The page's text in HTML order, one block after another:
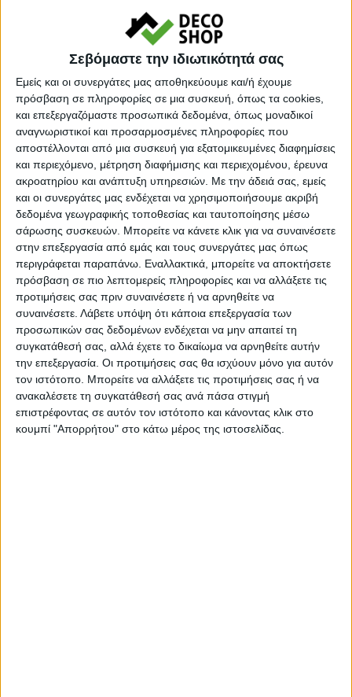
Σεβόμαστε την ιδιωτικότητά σας
Εμείς και οι συνεργάτες μας αποθηκεύουμε και/ή έχουμε
πρόσβαση σε πληροφορίες σε μια συσκευή, όπως τα cookies,
και επεξεργαζόμαστε προσωπικά δεδομένα, όπως μοναδικοί
αναγνωριστικοί και προσαρμοσμένες πληροφορίες που
αποστέλλονται από μια συσκευή για εξατομικευμένες διαφημίσεις
και περιεχόμενο, μέτρηση διαφήμισης και περιεχομένου, έρευνα
ακροατηρίου και ανάπτυξη υπηρεσιών. Με την άδειά σας, εμείς
και οι συνεργάτες μας ενδέχεται να χρησιμοποιήσουμε ακριβή
δεδομένα γεωγραφικής τοποθεσίας και ταυτοποίησης μέσω
σάρωσης συσκευών. Μπορείτε να κάνετε κλικ για να συναινέσετε
στην επεξεργασία από εμάς και τους συνεργάτες μας όπως
περιγράφεται παραπάνω. Εναλλακτικά, μπορείτε να αποκτήσετε
πρόσβαση σε πιο λεπτομερείς πληροφορίες και να αλλάξετε τις
προτιμήσεις σας πριν συναινέσετε ή να αρνηθείτε να
συναινέσετε. Λάβετε υπόψη ότι κάποια επεξεργασία των
προσωπικών σας δεδομένων ενδέχεται να μην απαιτεί τη
συγκατάθεσή σας, αλλά έχετε το δικαίωμα να αρνηθείτε αυτήν
την επεξεργασία. Οι προτιμήσεις σας θα ισχύουν μόνο για αυτόν
τον ιστότοπο. Μπορείτε να αλλάξετε τις προτιμήσεις σας ή να
ανακαλέσετε τη συγκατάθεσή σας ανά πάσα στιγμή
επιστρέφοντας σε αυτόν τον ιστότοπο και κάνοντας κλικ στο
κουμπί "Απορρήτου" στο κάτω μέρος της ιστοσελίδας.
Κωδικός προϊόντος :96860
Κάνε μια ερώτηση Share
Κατηγορία:
ΒΙΒΛΙΟΘΗΚΕΣ
Tag:
ΒΙΒΛΙΟΘΗΚΕΣ
Μάρκα:Megapap
Εγγυημένες & Ασφαλείς Συναλλαγές
Περιγραφή Πληροφορίες Ερωτήσεις
Βιβλιοθήκη μελαμίνης Piri Megapap χρώμα sapphire oak/
λευκό 35x30x161εκ.
Τεχνικά χαρακτηριστικά: